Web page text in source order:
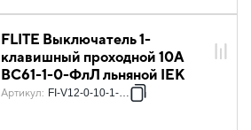
FLITE Выключатель 1-
клавишный проходной 10А
ВС61-1-0-ФлЛ льняной IEK
Артикул: FI-V12-0-10-1-K88